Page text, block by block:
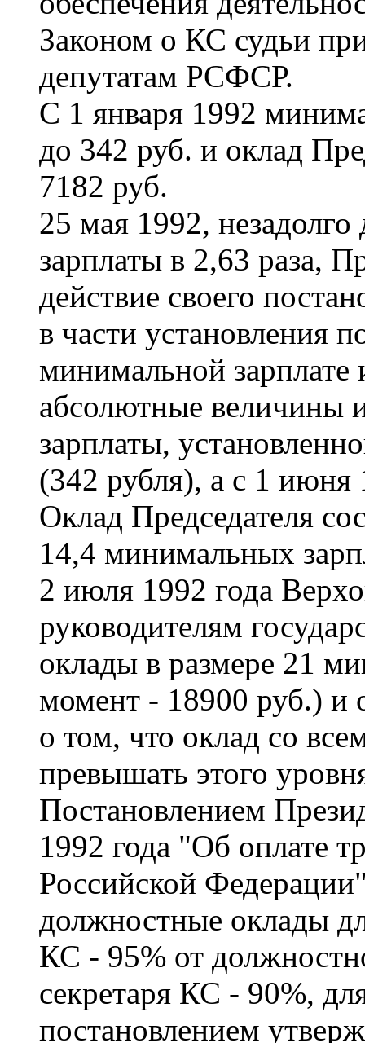
Законом о КС судьи
депутатам РСФСР.
С 1 января 1992
до 342 руб. и оклад
7182 руб.
25 мая 1992,
зарплаты в 2,63 раза,
действие своего
в части установления
минимальной зарплате
абсолютные величины
зарплаты,
(342 рубля), а с 1 июня
Оклад Председателя
14,4 минимальных
2 июля 1992 года
руководителям
оклады в размере 21
момент - 18900 руб.) и
о том, что оклад со
превышать этого
Постановлением
1992 года "Об оплате
Российской
должностные оклады
КС - 95% от
секретаря КС - 90%,
постановлением